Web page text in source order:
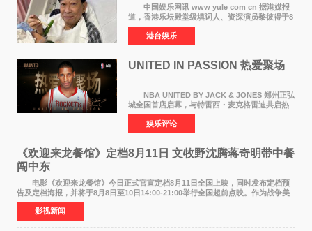
中国娱乐网讯 www yule com cn 据港媒报
道，香港乐坛殿堂级填词人、资深演员黎彼得于8
月5日上午因病离世，终年76岁。好友钟志光透
露，黎彼得今年3月中风后便卧床休养，身体机能
持续衰退，最
港台娱乐
UNITED IN PASSION 热爱聚场
NBA UNITED BY JACK & JONES 郑州正弘
城全国首店启幕，与特雷西・麦克格雷迪共启热
爱 2026 年7 月21 日，
NBAUNITEDBYJACK&JONES 全国首店，于郑
州正弘城正式启幕。NBA 传奇球星
娱乐评论
《欢迎来龙餐馆》定档8月11日 文牧野沈腾蒋奇明带中餐
闯中东
电影《欢迎来龙餐馆》今日正式官宣定档8月11日全国上映，同时发布定档预
告及定档海报，并将于8月8日至10日14:00-21:00举行全国超前点映。作为战争美
食大片，影片讲述的是中国厨师徐福（沈腾
影视新闻